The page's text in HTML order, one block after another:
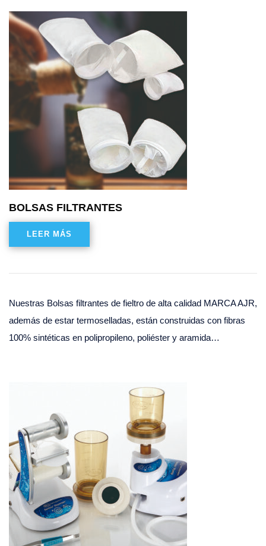
BOLSAS FILTRANTES
LEER MÁS
Nuestras Bolsas filtrantes de fieltro de alta calidad MARCA AJR,
además de estar termoselladas, están construidas con fibras
100% sintéticas en polipropileno, poliéster y aramida…